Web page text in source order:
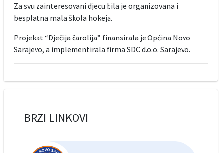
Za svu zainteresovani djecu bila je organizovana i
besplatna mala škola hokeja.
Projekat “Dječija čarolija” finansirala je Općina Novo
Sarajevo, a implementirala firma SDC d.o.o. Sarajevo.
BRZI LINKOVI